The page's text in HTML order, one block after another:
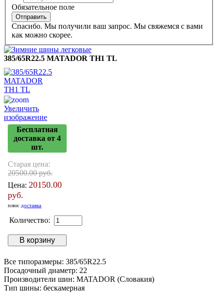
Обязательное поле
Спасибо. Мы получили ваш запрос. Мы свяжемся с вами
как можно скорее.
385/65R22.5 MATADOR TH1 TL
Увеличить
изображение
Бесплатная
доставка от 4
шт.
Старая цена:
20500.00 руб.
Цена: 20150.00
руб.
плюс доставка
Количество:
Все типоразмеры: 385/65R22.5
Посадочный диаметр: 22
Производители шин: MATADOR (Словакия)
Тип шины: бескамерная